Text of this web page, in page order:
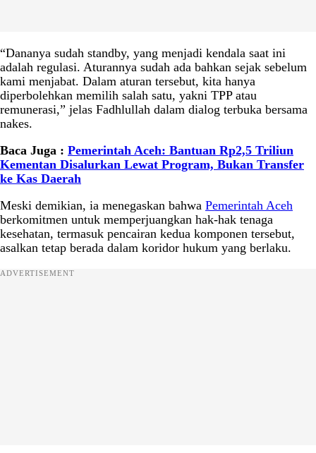
“Dananya sudah standby, yang menjadi kendala saat ini
adalah regulasi. Aturannya sudah ada bahkan sejak sebelum
kami menjabat. Dalam aturan tersebut, kita hanya
diperbolehkan memilih salah satu, yakni TPP atau
remunerasi,” jelas Fadhlullah dalam dialog terbuka bersama
nakes.
Baca Juga : Pemerintah Aceh: Bantuan Rp2,5 Triliun
Kementan Disalurkan Lewat Program, Bukan Transfer
ke Kas Daerah
Meski demikian, ia menegaskan bahwa Pemerintah Aceh
berkomitmen untuk memperjuangkan hak-hak tenaga
kesehatan, termasuk pencairan kedua komponen tersebut,
asalkan tetap berada dalam koridor hukum yang berlaku.
ADVERTISEMENT